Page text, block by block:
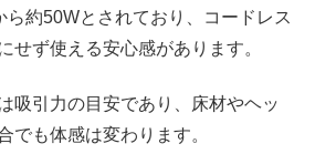
ら約50Wとされており、コードレス
せず使える安心感があります。
吸引力の目安であり、床材やヘッ
でも体感は変わります。